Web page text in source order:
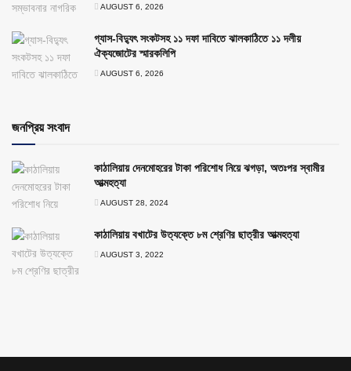
AUGUST 6, 2026
গ্যাস-বিদ্যুৎ সংকটসহ ১১ দফা দাবিতে ঝালকাঠিতে ১১ দলীয়
ঐক্যজোটের স্মারকলিপি
AUGUST 6, 2026
জনপ্রিয় সংবাদ
কাঠালিয়ায় দেনমোহরের টাকা পরিশোধ নিয়ে ঝগড়া, অতঃপর স্বামীর
আত্মহত্যা
AUGUST 28, 2024
কাঠালিয়ায় বখাটের উত্যক্তে ৮ম শ্রেণির ছাত্রীর আত্মহত্যা
AUGUST 3, 2022